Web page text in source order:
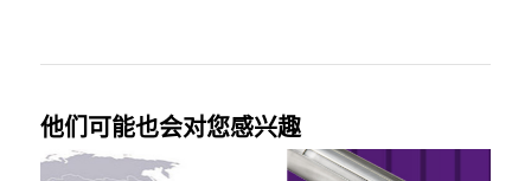
他们可能也会对您感兴趣